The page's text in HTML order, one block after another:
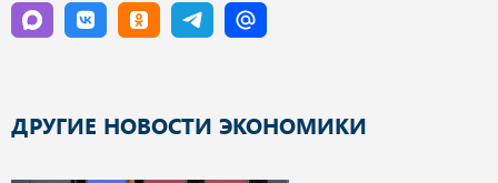
ДРУГИЕ НОВОСТИ ЭКОНОМИКИ